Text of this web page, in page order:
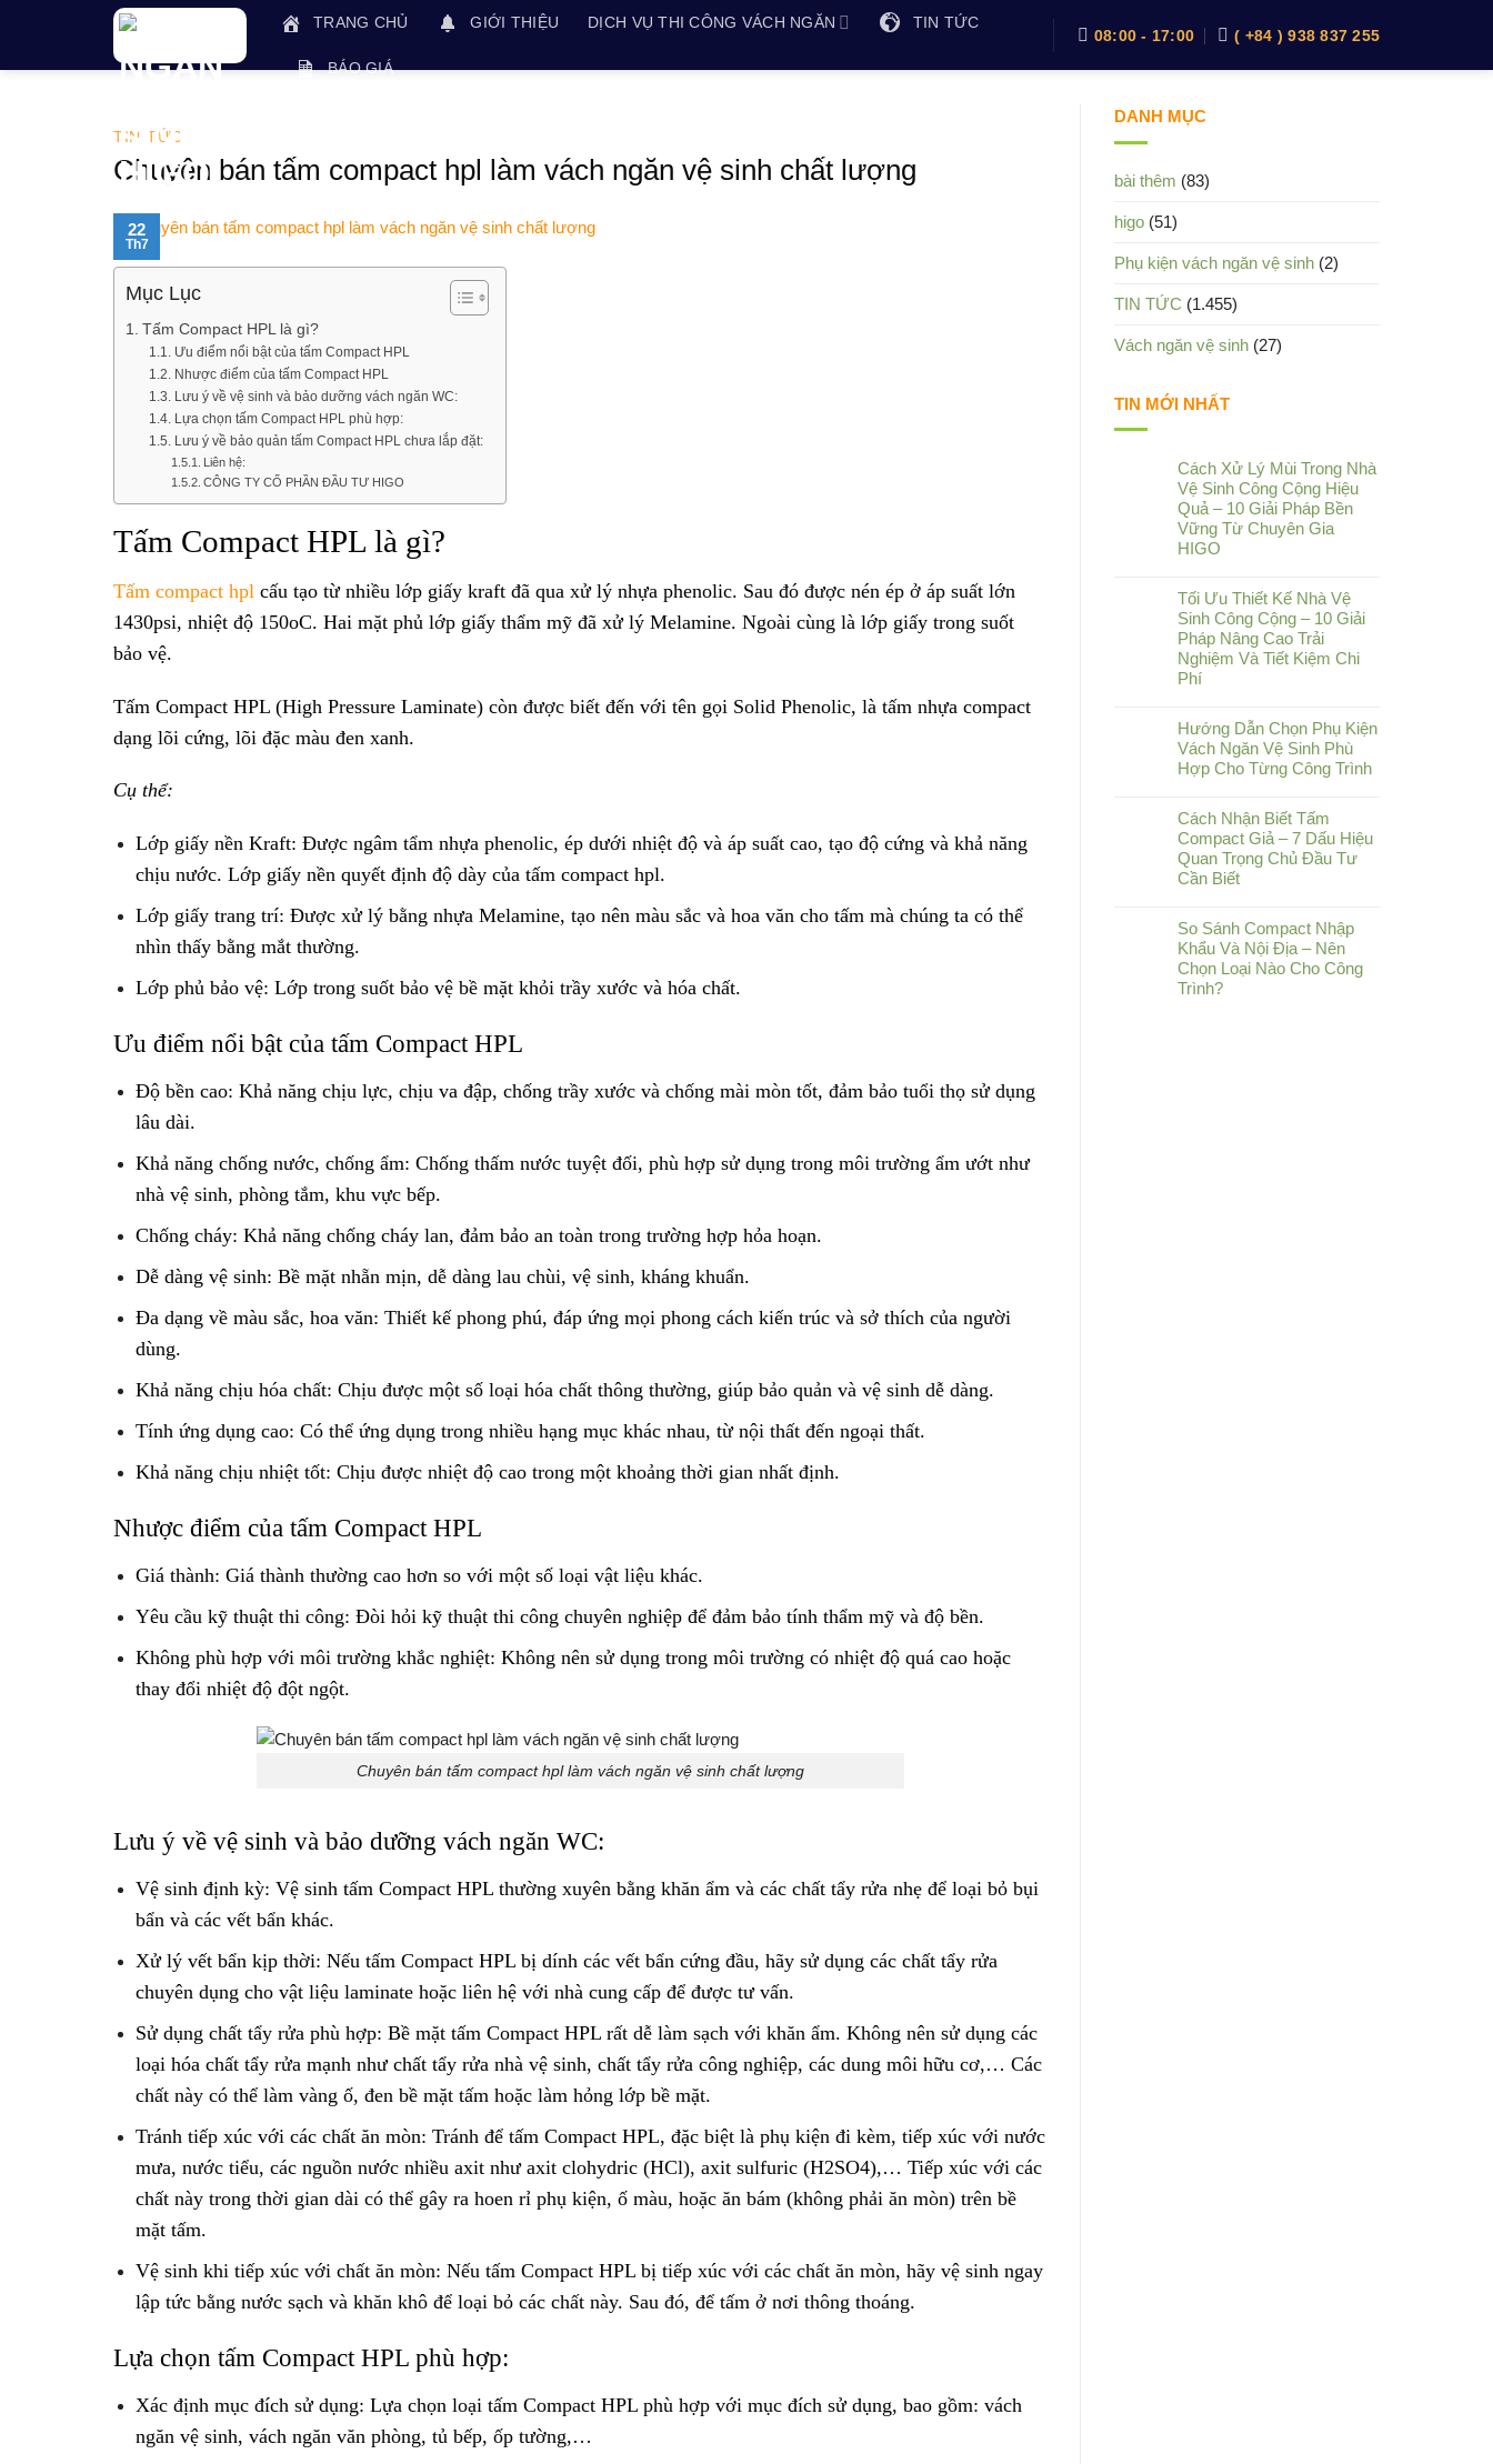
TRANG CHỦ GIỚI THIỆU DỊCH VỤ THI CÔNG VÁCH NGĂN TIN TỨC
BÁO GIÁ
08:00 - 17:00 ( +84 ) 938 837 255
TIN TỨC
Chuyên bán tấm compact hpl làm vách ngăn vệ sinh chất lượng
22
Th7
Mục Lục
Tấm Compact HPL là gì?
Ưu điểm nổi bật của tấm Compact HPL
Nhược điểm của tấm Compact HPL
Lưu ý về vệ sinh và bảo dưỡng vách ngăn WC:
Lựa chọn tấm Compact HPL phù hợp:
Lưu ý về bảo quản tấm Compact HPL chưa lắp đặt:
Liên hệ:
CÔNG TY CỔ PHẦN ĐẦU TƯ HIGO
Tấm Compact HPL là gì?
Tấm compact hpl cấu tạo từ nhiều lớp giấy kraft đã qua xử lý nhựa phenolic. Sau đó được nén ép ở áp suất lớn
1430psi, nhiệt độ 150oC. Hai mặt phủ lớp giấy thẩm mỹ đã xử lý Melamine. Ngoài cùng là lớp giấy trong suốt
bảo vệ.
Tấm Compact HPL (High Pressure Laminate) còn được biết đến với tên gọi Solid Phenolic, là tấm nhựa compact
dạng lõi cứng, lõi đặc màu đen xanh.
Cụ thể:
Lớp giấy nền Kraft: Được ngâm tẩm nhựa phenolic, ép dưới nhiệt độ và áp suất cao, tạo độ cứng và khả năng
chịu nước. Lớp giấy nền quyết định độ dày của tấm compact hpl.
Lớp giấy trang trí: Được xử lý bằng nhựa Melamine, tạo nên màu sắc và hoa văn cho tấm mà chúng ta có thể
nhìn thấy bằng mắt thường.
Lớp phủ bảo vệ: Lớp trong suốt bảo vệ bề mặt khỏi trầy xước và hóa chất.
Ưu điểm nổi bật của tấm Compact HPL
Độ bền cao: Khả năng chịu lực, chịu va đập, chống trầy xước và chống mài mòn tốt, đảm bảo tuổi thọ sử dụng
lâu dài.
Khả năng chống nước, chống ẩm: Chống thấm nước tuyệt đối, phù hợp sử dụng trong môi trường ẩm ướt như
nhà vệ sinh, phòng tắm, khu vực bếp.
Chống cháy: Khả năng chống cháy lan, đảm bảo an toàn trong trường hợp hỏa hoạn.
Dễ dàng vệ sinh: Bề mặt nhẵn mịn, dễ dàng lau chùi, vệ sinh, kháng khuẩn.
Đa dạng về màu sắc, hoa văn: Thiết kế phong phú, đáp ứng mọi phong cách kiến trúc và sở thích của người
dùng.
Khả năng chịu hóa chất: Chịu được một số loại hóa chất thông thường, giúp bảo quản và vệ sinh dễ dàng.
Tính ứng dụng cao: Có thể ứng dụng trong nhiều hạng mục khác nhau, từ nội thất đến ngoại thất.
Khả năng chịu nhiệt tốt: Chịu được nhiệt độ cao trong một khoảng thời gian nhất định.
Nhược điểm của tấm Compact HPL
Giá thành: Giá thành thường cao hơn so với một số loại vật liệu khác.
Yêu cầu kỹ thuật thi công: Đòi hỏi kỹ thuật thi công chuyên nghiệp để đảm bảo tính thẩm mỹ và độ bền.
Không phù hợp với môi trường khắc nghiệt: Không nên sử dụng trong môi trường có nhiệt độ quá cao hoặc
thay đổi nhiệt độ đột ngột.
Chuyên bán tấm compact hpl làm vách ngăn vệ sinh chất lượng
Lưu ý về vệ sinh và bảo dưỡng vách ngăn WC:
Vệ sinh định kỳ: Vệ sinh tấm Compact HPL thường xuyên bằng khăn ẩm và các chất tẩy rửa nhẹ để loại bỏ bụi
bẩn và các vết bẩn khác.
Xử lý vết bẩn kịp thời: Nếu tấm Compact HPL bị dính các vết bẩn cứng đầu, hãy sử dụng các chất tẩy rửa
chuyên dụng cho vật liệu laminate hoặc liên hệ với nhà cung cấp để được tư vấn.
Sử dụng chất tẩy rửa phù hợp: Bề mặt tấm Compact HPL rất dễ làm sạch với khăn ẩm. Không nên sử dụng các
loại hóa chất tẩy rửa mạnh như chất tẩy rửa nhà vệ sinh, chất tẩy rửa công nghiệp, các dung môi hữu cơ,… Các
chất này có thể làm vàng ố, đen bề mặt tấm hoặc làm hỏng lớp bề mặt.
Tránh tiếp xúc với các chất ăn mòn: Tránh để tấm Compact HPL, đặc biệt là phụ kiện đi kèm, tiếp xúc với nước
mưa, nước tiểu, các nguồn nước nhiều axit như axit clohydric (HCl), axit sulfuric (H2SO4),… Tiếp xúc với các
chất này trong thời gian dài có thể gây ra hoen rỉ phụ kiện, ố màu, hoặc ăn bám (không phải ăn mòn) trên bề
mặt tấm.
Vệ sinh khi tiếp xúc với chất ăn mòn: Nếu tấm Compact HPL bị tiếp xúc với các chất ăn mòn, hãy vệ sinh ngay
lập tức bằng nước sạch và khăn khô để loại bỏ các chất này. Sau đó, để tấm ở nơi thông thoáng.
Lựa chọn tấm Compact HPL phù hợp:
Xác định mục đích sử dụng: Lựa chọn loại tấm Compact HPL phù hợp với mục đích sử dụng, bao gồm: vách
ngăn vệ sinh, vách ngăn văn phòng, tủ bếp, ốp tường,…
DANH MỤC
bài thêm (83)
higo (51)
Phụ kiện vách ngăn vệ sinh (2)
TIN TỨC (1.455)
Vách ngăn vệ sinh (27)
TIN MỚI NHẤT
Cách Xử Lý Mùi Trong Nhà
Vệ Sinh Công Cộng Hiệu
Quả – 10 Giải Pháp Bền
Vững Từ Chuyên Gia
HIGO
Tối Ưu Thiết Kế Nhà Vệ
Sinh Công Cộng – 10 Giải
Pháp Nâng Cao Trải
Nghiệm Và Tiết Kiệm Chi
Phí
Hướng Dẫn Chọn Phụ Kiện
Vách Ngăn Vệ Sinh Phù
Hợp Cho Từng Công Trình
Cách Nhận Biết Tấm
Compact Giả – 7 Dấu Hiệu
Quan Trọng Chủ Đầu Tư
Cần Biết
So Sánh Compact Nhập
Khẩu Và Nội Địa – Nên
Chọn Loại Nào Cho Công
Trình?